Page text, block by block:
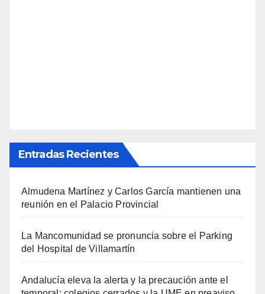
Entradas Recientes
Almudena Martínez y Carlos García mantienen una
reunión en el Palacio Provincial
La Mancomunidad se pronuncia sobre el Parking
del Hospital de Villamartín
Andalucía eleva la alerta y la precaución ante el